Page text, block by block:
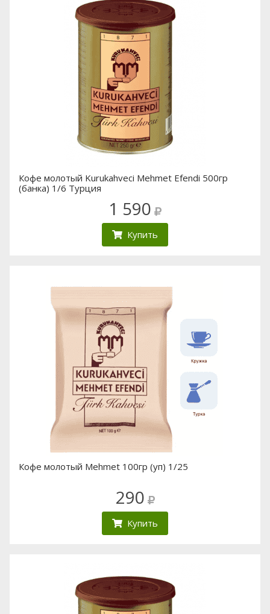
Кофе молотый Kurukahveci Mehmet Efendi 500гр
(банка) 1/6 Турция
1 590
Купить
Кофе молотый Mehmet 100гр (уп) 1/25
290
Купить